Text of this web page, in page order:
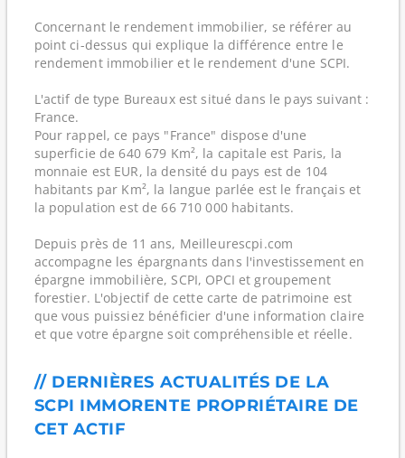
Concernant le rendement immobilier, se référer au
point ci-dessus qui explique la différence entre le
rendement immobilier et le rendement d'une SCPI.
L'actif de type Bureaux est situé dans le pays suivant :
France.
Pour rappel, ce pays "France" dispose d'une
superficie de 640 679 Km², la capitale est Paris, la
monnaie est EUR, la densité du pays est de 104
habitants par Km², la langue parlée est le français et
la population est de 66 710 000 habitants.
Depuis près de 11 ans, Meilleurescpi.com
accompagne les épargnants dans l'investissement en
épargne immobilière, SCPI, OPCI et groupement
forestier. L'objectif de cette carte de patrimoine est
que vous puissiez bénéficier d'une information claire
et que votre épargne soit compréhensible et réelle.
// DERNIÈRES ACTUALITÉS DE LA
SCPI IMMORENTE PROPRIÉTAIRE DE
CET ACTIF